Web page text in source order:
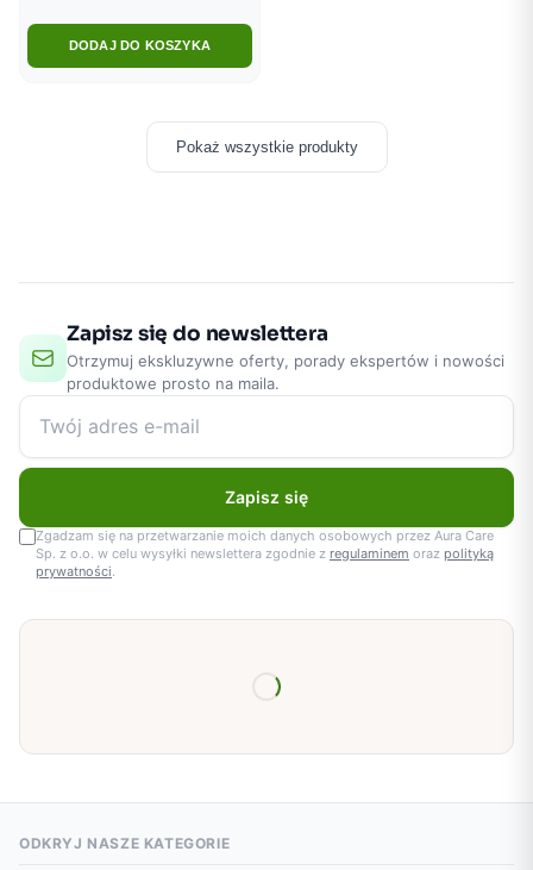
DODAJ DO KOSZYKA
Pokaż wszystkie produkty
Zapisz się do newslettera
Otrzymuj ekskluzywne oferty, porady ekspertów i nowości
produktowe prosto na maila.
Zapisz się
Zgadzam się na przetwarzanie moich danych osobowych przez Aura Care
Sp. z o.o. w celu wysyłki newslettera zgodnie z regulaminem oraz polityką
prywatności.
ODKRYJ NASZE KATEGORIE